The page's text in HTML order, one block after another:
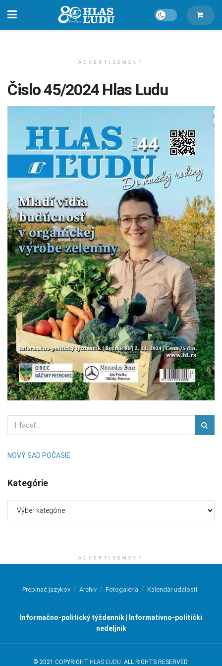
ADVERTISEMENT
Čislo 45/2024 Hlas Ludu
NOVÝ SAD POČASIE
Kategórie
ADVERTISEMENT
Prepínač jazykov Archív Fotogaléria Kalendár udalostí
Informačno-politický týždenník | Informativno-politički
nedeljnik
© 2021 COPYRIGHT HLAS ĽUDU. ALL RIGHTS RESERVED.